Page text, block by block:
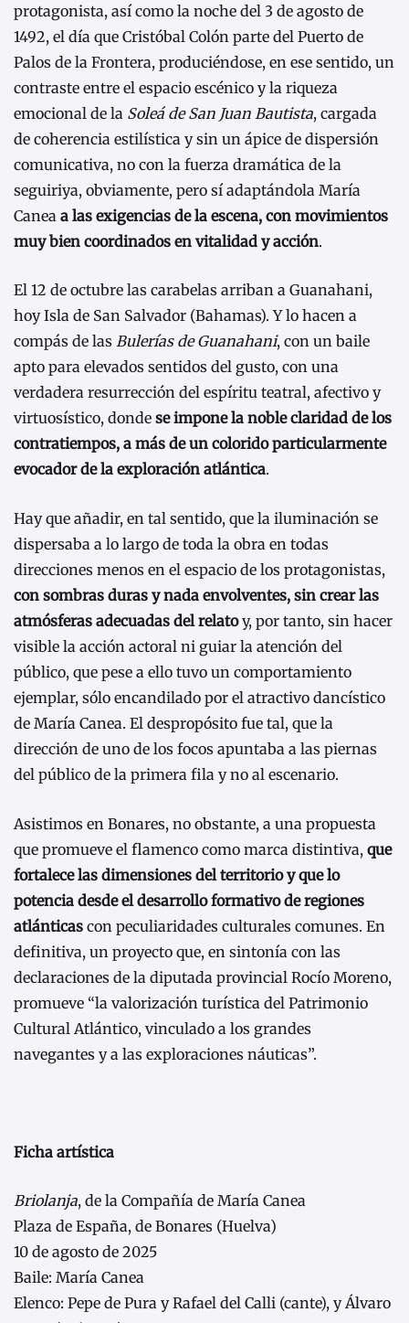
protagonista, así como la noche del 3 de agosto de
1492, el día que Cristóbal Colón parte del Puerto de
Palos de la Frontera, produciéndose, en ese sentido, un
contraste entre el espacio escénico y la riqueza
emocional de la Soleá de San Juan Bautista, cargada
de coherencia estilística y sin un ápice de dispersión
comunicativa, no con la fuerza dramática de la
seguiriya, obviamente, pero sí adaptándola María
Canea a las exigencias de la escena, con movimientos
muy bien coordinados en vitalidad y acción.
El 12 de octubre las carabelas arriban a Guanahani,
hoy Isla de San Salvador (Bahamas). Y lo hacen a
compás de las Bulerías de Guanahani, con un baile
apto para elevados sentidos del gusto, con una
verdadera resurrección del espíritu teatral, afectivo y
virtuosístico, donde se impone la noble claridad de los
contratiempos, a más de un colorido particularmente
evocador de la exploración atlántica.
Hay que añadir, en tal sentido, que la iluminación se
dispersaba a lo largo de toda la obra en todas
direcciones menos en el espacio de los protagonistas,
con sombras duras y nada envolventes, sin crear las
atmósferas adecuadas del relatoy, por tanto, sin hacer
visible la acción actoral ni guiar la atención del
público, que pese a ello tuvo un comportamiento
ejemplar, sólo encandilado por el atractivo dancístico
de María Canea. El despropósito fue tal, que la
dirección de uno de los focos apuntaba a las piernas
del público de la primera fila y no al escenario.
Asistimos en Bonares, no obstante, a una propuesta
que promueve el flamenco como marca distintiva, que
fortalece las dimensiones del territorio y que lo
potencia desde el desarrollo formativo de regiones
atlánticas con peculiaridades culturales comunes. En
definitiva, un proyecto que, en sintonía con las
declaraciones de la diputada provincial Rocío Moreno,
promueve “la valorización turística del Patrimonio
Cultural Atlántico, vinculado a los grandes
navegantes y a las exploraciones náuticas”.
Ficha artística
Briolanja, de la Compañía de María Canea
Plaza de España, de Bonares (Huelva)
10 de agosto de 2025
Baile: María Canea
Elenco: Pepe de Pura y Rafael del Calli (cante), y Álvaro